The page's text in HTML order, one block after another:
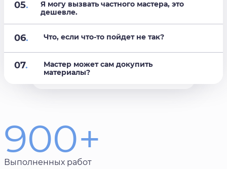
05.
Я могу вызвать частного мастера, это
дешевле.
06. Что, если что-то пойдет не так?
07.
Мастер может сам докупить
материалы?
900+
Выполненных работ